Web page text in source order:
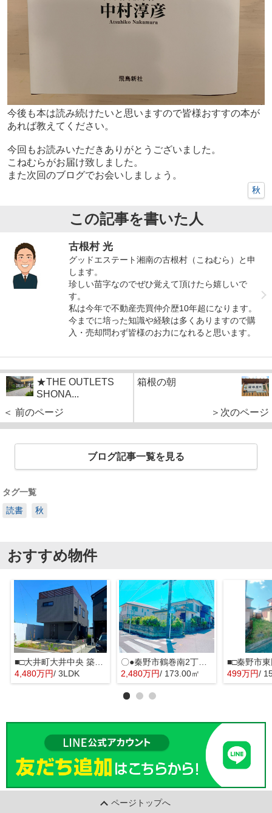
今後も本は読み続けたいと思いますので皆様おすすの本が
あれば教えてください。
今回もお読みいただきありがとうございました。
こねむらがお届け致しました。
また次回のブログでお会いしましょう。
秋
この記事を書いた人
古根村 光
グッドエステート湘南の古根村（こねむら）と申
します。
珍しい苗字なのでぜひ覚えて頂けたら嬉しいで
す。
私は今年で不動産売買仲介歴10年超になります。
今までに培った知識や経験は多くありますので購
入・売却問わず皆様のお力になれると思います。
★THE OUTLETS
SHONA...
＜ 前のページ
箱根の朝
＞次のページ
ブログ記事一覧を見る
タグ一覧
読書
秋
おすすめ物件
■□大井町大井中央 築後未入居戸建■□
4,480万円/ 3LDK
〇●秦野市鶴巻南2丁目 売地●〇
2,480万円/ 173.00㎡
■□秦野市
499万円/
ページトップへ